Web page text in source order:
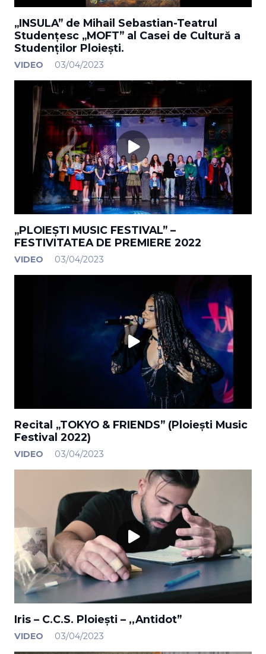
„INSULA” de Mihail Sebastian-Teatrul
Studențesc „MOFT” al Casei de Cultură a
Studenților Ploiești.
VIDEO 03/04/2023
„PLOIEȘTI MUSIC FESTIVAL” –
FESTIVITATEA DE PREMIERE 2022
VIDEO 03/04/2023
Recital „TOKYO & FRIENDS” (Ploiești Music
Festival 2022)
VIDEO 03/04/2023
Iris – C.C.S. Ploiești – ,,Antidot”
VIDEO 03/04/2023